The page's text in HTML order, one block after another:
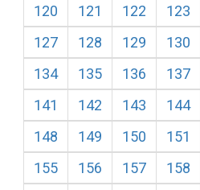
120
121 122 123
127
128 129 130
134
135 136 137
141
142 143 144
148
149 150 151
155
156 157 158